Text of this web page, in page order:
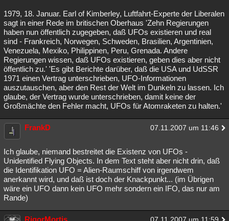
1979, 18. Januar. Earl of Kimberley, Luftfahrt-Experte der Liberalen
sagt in einer Rede im britischen Oberhaus 'Zehn Regierungen
haben nun öffentlich zugegeben, daß UFOs existieren und real
sind - Frankreich, Norwegen, Schweden, Brasilien, Argentinien,
Venezuela, Mexiko, Philippinen, Peru, Grenada. Andere
Regierungen wissen, daß UFOs existieren, geben dies aber nicht
öffentlich zu.' 'Es gibt Berichte darüber, daß die USA und UdSSR
1971 einen Vertrag unterschrieben, UFO-Informationen
auszutauschen, aber den Rest der Welt im Dunkeln zu lassen. Ich
glaube, der Vertrag wurde unterschrieben, damit keine der
Großmächte den Fehler macht, UFOs für Atomraketen zu halten.'
FrankD 07.11.2007 um 11:46
Ich glaube, niemand bestreitet die Existenz von UFOs -
Unidentified Flying Objects. In dem Text steht aber nicht drin, daß
die Identifikation UFO = Alien-Raumschiff von irgendwem
anerkannt wird, und daß ist doch der Knackpunkt... (im Übrigen
wäre ein UFO dann kein UFO mehr sondern ein IFO, das nur am
Rande)
RigorMortis